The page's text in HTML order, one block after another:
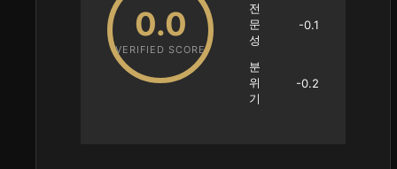
0.0
VERIFIED SCORE
전
문
성
-0.1
분
위
기
-0.2